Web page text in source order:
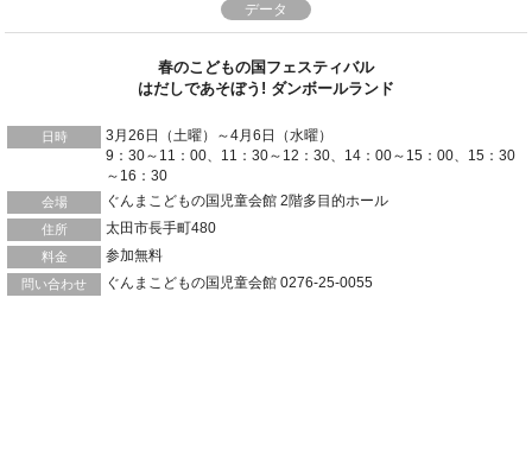
データ
春のこどもの国フェスティバル
はだしであそぼう! ダンボールランド
日時
3月26日（土曜）～4月6日（水曜）
9：30～11：00、11：30～12：30、14：00～15：00、15：30
～16：30
会場 ぐんまこどもの国児童会館 2階多目的ホール
住所 太田市長手町480
料金 参加無料
問い合わせ ぐんまこどもの国児童会館 0276-25-0055